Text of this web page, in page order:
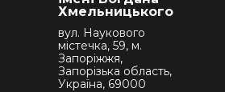
Хмельницького
вул. Наукового
містечка, 59, м.
Запоріжжя,
Запорізька область,
Україна, 69000